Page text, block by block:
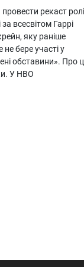
рекаст ролі
за всесвітом Гаррі
яку раніше
бере участі у
обставини». Про
У HBO